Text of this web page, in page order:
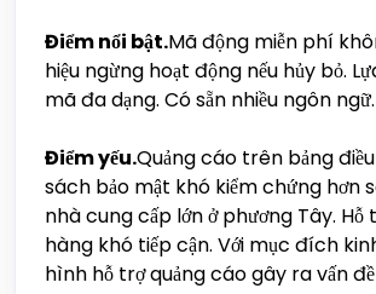
Điểm nổi bật.Mã động miễn phí
hiệu ngừng hoạt động nếu hủy bỏ.
mã đa dạng. Có sẵn nhiều ngôn ngữ.
Điểm yếu.Quảng cáo trên bảng
sách bảo mật khó kiểm chứng hơn
nhà cung cấp lớn ở phương Tây.
hàng khó tiếp cận. Với mục đích
hình hỗ trợ quảng cáo gây ra vấn